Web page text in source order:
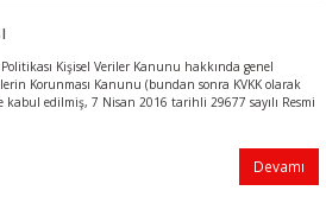
Kişisel Veriler Kanunu hakkında genel
Korunması Kanunu (bundan sonra KVKK olarak
edilmiş, 7 Nisan 2016 tarihli 29677 sayılı Resmi
Devamı